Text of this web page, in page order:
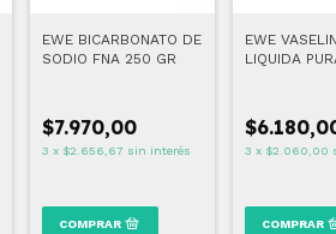
EWE BICARBONATO DE
SODIO FNA 250 GR
$7.970,00
3 x $2.656,67 sin interés
EWE
LIQUIDA
3 x $2.060,00